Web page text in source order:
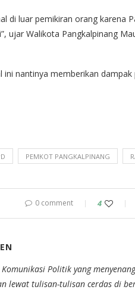
di luar pemikiran orang karena
ujar Walikota Pangkalpinang
nantinya memberikan
PEMKOT PANGKALPINANG
0 comment 4
Komunikasi Politik yang
lewat tulisan-tulisan cerdas di